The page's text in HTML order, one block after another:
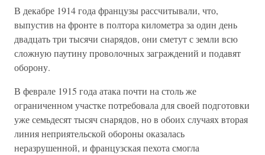
В декабре 1914 года французы рассчитывали, что,
выпустив на фронте в полтора километра за один день
двадцать три тысячи снарядов, они сметут с земли всю
сложную паутину проволочных заграждений и подавят
оборону.
В феврале 1915 года атака почти на столь же
ограниченном участке потребовала для своей подготовки
уже семьдесят тысяч снарядов, но в обоих случаях вторая
линия неприятельской обороны оказалась
неразрушенной, и французская пехота смогла